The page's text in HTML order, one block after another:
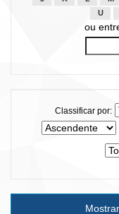
U
ou
Classificar por: